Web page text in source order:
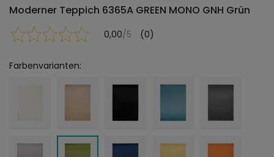
Moderner Teppich 6365A GREEN MONO GNH Grün
0,00/5 (0)
Farbenvarianten: